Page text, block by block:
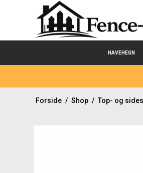
HAVEHEGN
Forside / Shop / Top- og